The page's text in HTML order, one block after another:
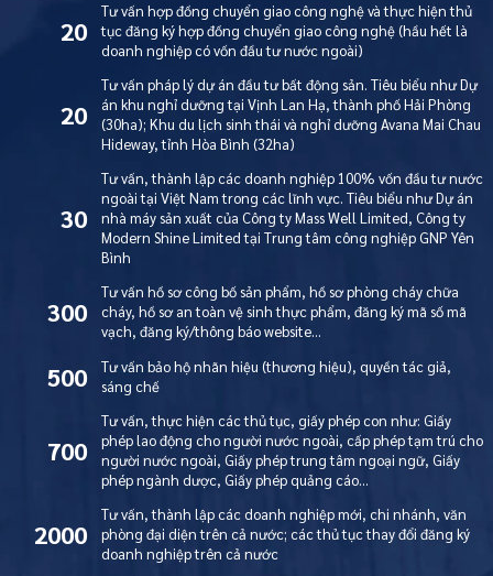
20
Tư vấn hợp đồng chuyển giao công nghệ và thực hiện thủ
tục đăng ký hợp đồng chuyển giao công nghệ (hầu hết là
doanh nghiệp có vốn đầu tư nước ngoài)
20
Tư vấn pháp lý dự án đầu tư bất động sản. Tiêu biểu như Dự
án khu nghỉ dưỡng tại Vịnh Lan Hạ, thành phố Hải Phòng
(30ha); Khu du lịch sinh thái và nghỉ dưỡng Avana Mai Chau
Hideway, tỉnh Hòa Bình (32ha)
30
Tư vấn, thành lập các doanh nghiệp 100% vốn đầu tư nước
ngoài tại Việt Nam trong các lĩnh vực. Tiêu biểu như Dự án
nhà máy sản xuất của Công ty Mass Well Limited, Công ty
Modern Shine Limited tại Trung tâm công nghiệp GNP Yên
Bình
300
Tư vấn hồ sơ công bố sản phẩm, hồ sơ phòng cháy chữa
cháy, hồ sơ an toàn vệ sinh thực phẩm, đăng ký mã số mã
vạch, đăng ký/thông báo website…
500
Tư vấn bảo hộ nhãn hiệu (thương hiệu), quyền tác giả,
sáng chế
700
Tư vấn, thực hiện các thủ tục, giấy phép con như: Giấy
phép lao động cho người nước ngoài, cấp phép tạm trú cho
người nước ngoài, Giấy phép trung tâm ngoại ngữ, Giấy
phép ngành dược, Giấy phép quảng cáo…
2000
Tư vấn, thành lập các doanh nghiệp mới, chi nhánh, văn
phòng đại diện trên cả nước; các thủ tục thay đổi đăng ký
doanh nghiệp trên cả nước